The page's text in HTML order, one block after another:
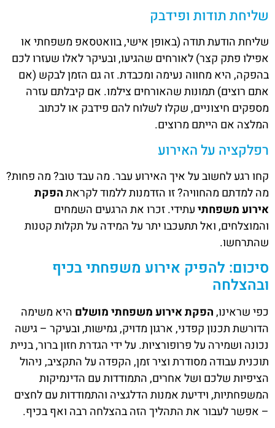
שליחת תודות ופידבק
שליחת הודעת תודה (באופן אישי, בוואטסאפ משפחתי או
אפילו פתק קצר) לאורחים שהגיעו, ובעיקר לאלו שעזרו לכם
בהפקה, היא מחווה נעימה ומכבדת. זה גם הזמן לבקש (אם
אתם רוצים) תמונות שהאורחים צילמו. אם קיבלתם עזרה
מספקים חיצוניים, שקלו לשלוח להם פידבק או לכתוב
המלצה אם הייתם מרוצים.
רפלקציה על האירוע
קחו רגע לחשוב על איך האירוע עבר. מה עבד טוב? מה פחות?
מה למדתם מהחוויה? זו הזדמנות ללמוד לקראתהפקת
אירוע משפחתיעתידי. זכרו את הרגעים השמחים
והמוצלחים, ואל תתעכבו יתר על המידה על תקלות קטנות
שהתרחשו.
סיכום: להפיק אירוע משפחתי בכיף
ובהצלחה
כפי שראינו,הפקת אירוע משפחתי מושלם היא משימה
הדורשת תכנון קפדני, ארגון מדויק, גמישות, ובעיקר – גישה
נכונה ושמירה על פרופורציות. על ידי הגדרת חזון ברור, בניית
תוכנית עבודה מסודרת וציר זמן, הקפדה על התקציב, ניהול
הציפיות שלכם ושל אחרים, התמודדות עם הדינמיקות
המשפחתיות, וידיעת אמנות הדלגציה והתמודדות עם לחצים
– אפשר לעבור את התהליך הזה בהצלחה רבה ואף בכיף.